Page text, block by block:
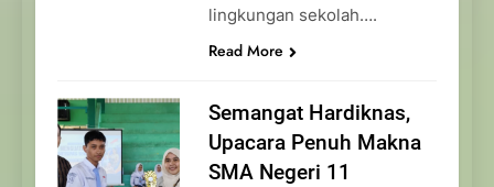
lingkungan sekolah….
Read More
Semangat Hardiknas,
Upacara Penuh Makna
SMA Negeri 11